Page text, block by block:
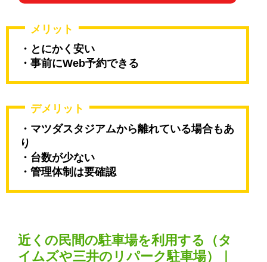
メリット
・とにかく安い
・事前にWeb予約できる
デメリット
・マツダスタジアムから離れている場合もあ
り
・台数が少ない
・管理体制は要確認
近くの民間の駐車場を利用する（タ
イムズや三井のリパーク駐車場）｜